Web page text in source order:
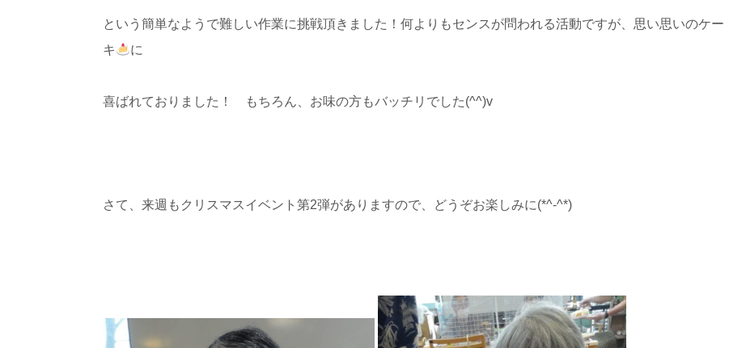
という簡単なようで難しい作業に挑戦頂きました！何よりもセンスが問われる活動ですが、思い思いのケー
キ
に
喜ばれておりました！ もちろん、お味の方もバッチリでした(^^)v
さて、来週もクリスマスイベント第2弾がありますので、どうぞお楽しみに(*^-^*)